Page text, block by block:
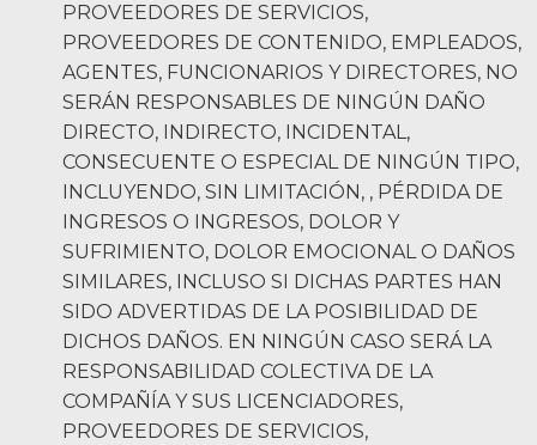
PROVEEDORES DE SERVICIOS,
PROVEEDORES DE CONTENIDO, EMPLEADOS,
AGENTES, FUNCIONARIOS Y DIRECTORES, NO
SERÁN RESPONSABLES DE NINGÚN DAÑO
DIRECTO, INDIRECTO, INCIDENTAL,
CONSECUENTE O ESPECIAL DE NINGÚN TIPO,
INCLUYENDO, SIN LIMITACIÓN, , PÉRDIDA DE
INGRESOS O INGRESOS, DOLOR Y
SUFRIMIENTO, DOLOR EMOCIONAL O DAÑOS
SIMILARES, INCLUSO SI DICHAS PARTES HAN
SIDO ADVERTIDAS DE LA POSIBILIDAD DE
DICHOS DAÑOS. EN NINGÚN CASO SERÁ LA
RESPONSABILIDAD COLECTIVA DE LA
COMPAÑÍA Y SUS LICENCIADORES,
PROVEEDORES DE SERVICIOS,